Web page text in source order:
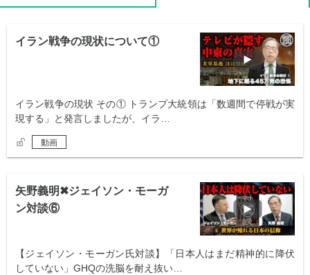
イラン戦争の現状について①
イラン戦争の現状 その① トランプ大統領は「数週間で停戦が実
現する」と発言しましたが、イラ…
動画
矢野義明✖︎ジェイソン・モーガ
ン対談⑥
【ジェイソン・モーガン氏対談】「日本人はまだ精神的に降伏
していない」GHQの洗脳を耐え抜い…